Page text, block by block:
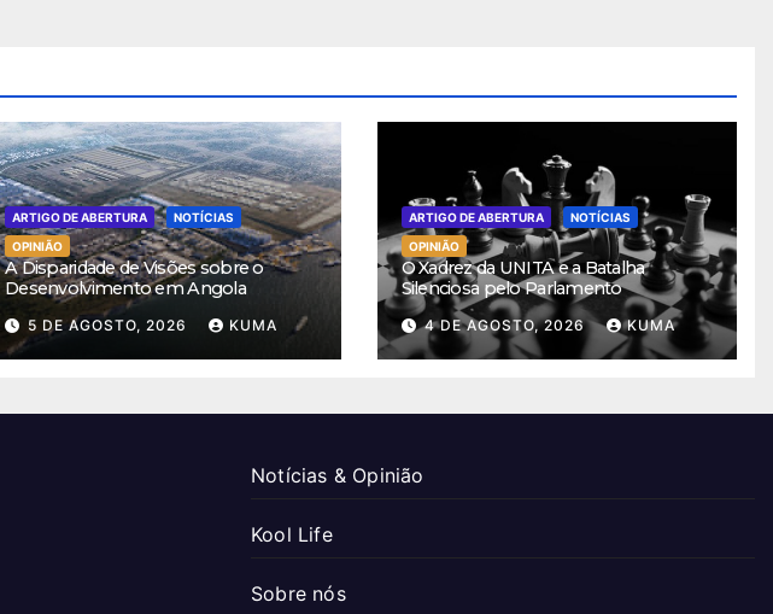
ARTIGO DE ABERTURA
NOTÍCIAS
OPINIÃO
A Disparidade de Visões sobre o
Desenvolvimento em Angola
5 DE AGOSTO, 2026 KUMA
ARTIGO DE ABERTURA
NOTÍCIAS
OPINIÃO
O Xadrez da UNITA e a Batalha
Silenciosa pelo Parlamento
4 DE AGOSTO, 2026 KUMA
Notícias & Opinião
Kool Life
Sobre nós